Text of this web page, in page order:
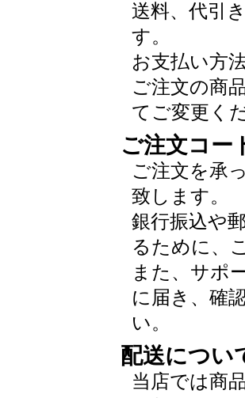
送料、代引
す。
お支払い方
ご注文の商
てご変更く
ご注文コー
ご注文を承
致します。
銀行振込や
るために、
また、サポ
に届き、確
い。
配送につい
当店では商